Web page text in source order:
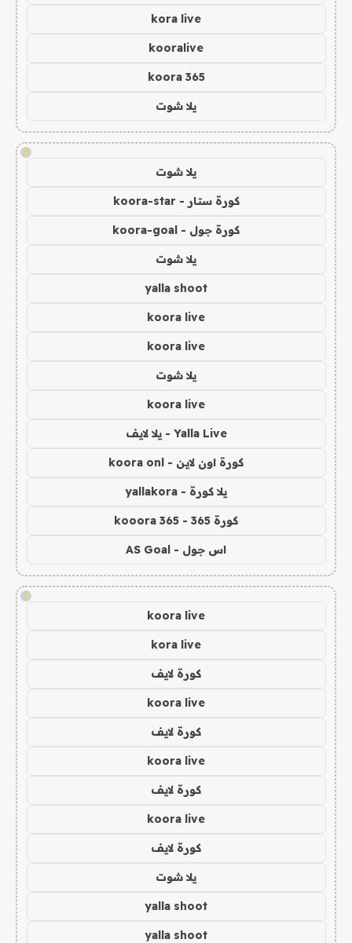
kora live
kooralive
koora 365
يلا شوت
!
يلا شوت
كورة ستار - koora-star
كورة جول - koora-goal
يلا شوت
yalla shoot
koora live
koora live
يلا شوت
koora live
Yalla Live - يلا لايف
كورة اون لاين - koora onl
يلا كورة - yallakora
كورة 365 - kooora 365
اس جول - AS Goal
!
koora live
kora live
كورة لايف
koora live
كورة لايف
koora live
كورة لايف
koora live
كورة لايف
يلا شوت
yalla shoot
yalla shoot